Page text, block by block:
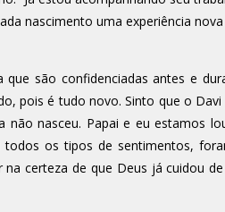
nascimento uma experiência
são confidenciadas antes e
pois é tudo novo. Sinto que o
nasceu. Papai e eu estamos
os tipos de sentimentos,
certeza de que Deus já cuidou